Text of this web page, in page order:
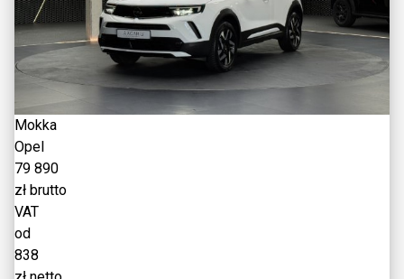
Mokka
Opel
79 890
zł brutto
VAT
od
838